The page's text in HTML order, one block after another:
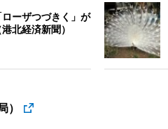
ーザつづきく」が
北経済新聞）
）